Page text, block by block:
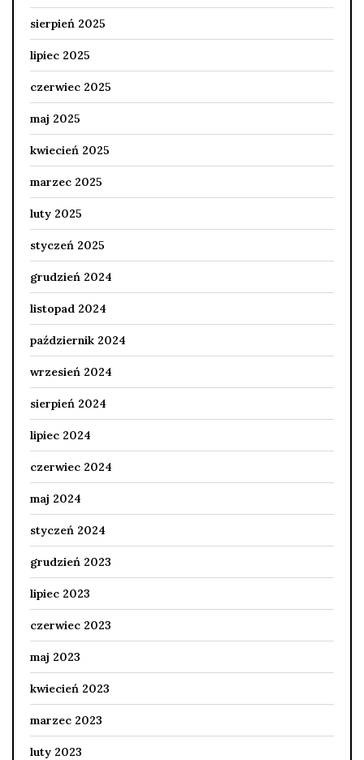
sierpień 2025
lipiec 2025
czerwiec 2025
maj 2025
kwiecień 2025
marzec 2025
luty 2025
styczeń 2025
grudzień 2024
listopad 2024
październik 2024
wrzesień 2024
sierpień 2024
lipiec 2024
czerwiec 2024
maj 2024
styczeń 2024
grudzień 2023
lipiec 2023
czerwiec 2023
maj 2023
kwiecień 2023
marzec 2023
luty 2023